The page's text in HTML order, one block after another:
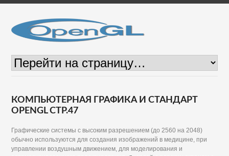
КОМПЬЮТЕРНАЯ ГРАФИКА И СТАНДАРТ
OPENGL СТР.47
Графические системы с высоким разрешением (до 2560 на 2048)
обычно используются для создания изображений в медицине, при
управлении воздушным движением, для моделирования и